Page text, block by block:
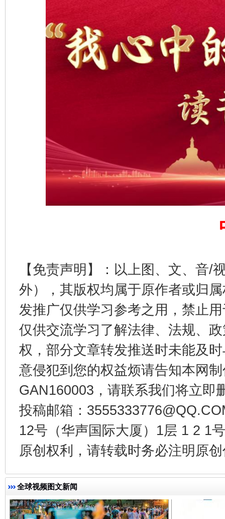
【免责声明】：以上图、文、音/
外），其版权均属于原作者或归
发推广仅供学习参考之用，禁止
仅供交流学习了解法律、法规、
权，部分文章转发推送时未能及
意侵犯到您的权益烦请告知本网
GAN160003，请联系我们将立即
投稿邮箱：
12号（华声国际大厦）1层 1 2 1
原创权利，请转载时务必注明原
全球视频图文新闻
完善运行机制助力责任有效落实 一纸欠
东山县通报“牛蛙产品抗生素超标问题”
千年窑火 生生不息 一